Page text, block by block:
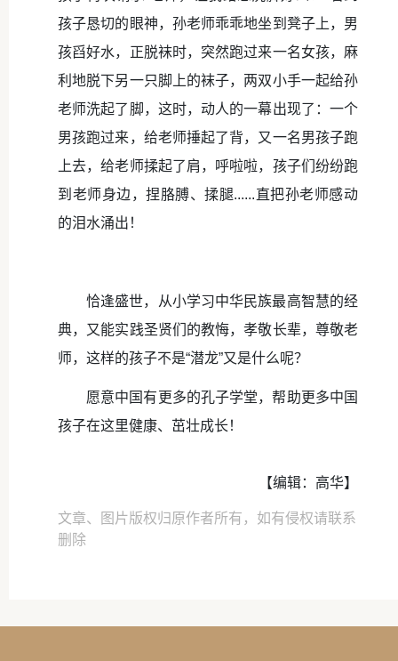
孩子恳切的眼神，孙老师乖乖地坐到凳子上，男
孩舀好水，正脱袜时，突然跑过来一名女孩，麻
利地脱下另一只脚上的袜子，两双小手一起给孙
老师洗起了脚，这时，动人的一幕出现了：一个
男孩跑过来，给老师捶起了背，又一名男孩子跑
上去，给老师揉起了肩，呼啦啦，孩子们纷纷跑
到老师身边，捏胳膊、揉腿......直把孙老师感动
的泪水涌出！
恰逢盛世，从小学习中华民族最高智慧的经
典，又能实践圣贤们的教悔，孝敬长辈，尊敬老
师，这样的孩子不是“潜龙”又是什么呢？
愿意中国有更多的孔子学堂，帮助更多中国
孩子在这里健康、茁壮成长！
【编辑：高华】
文章、图片版权归原作者所有，如有侵权请联系
删除